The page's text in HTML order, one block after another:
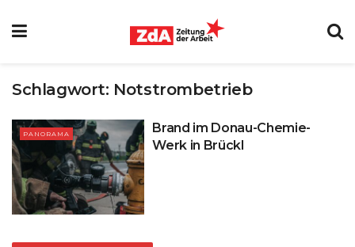
Schlagwort: Notstrombetrieb
PANORAMA
Brand im Donau-Chemie-
Werk in Brückl